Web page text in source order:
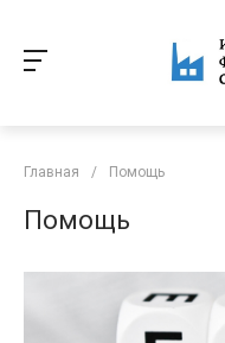
Главная / Помощь
Помощь